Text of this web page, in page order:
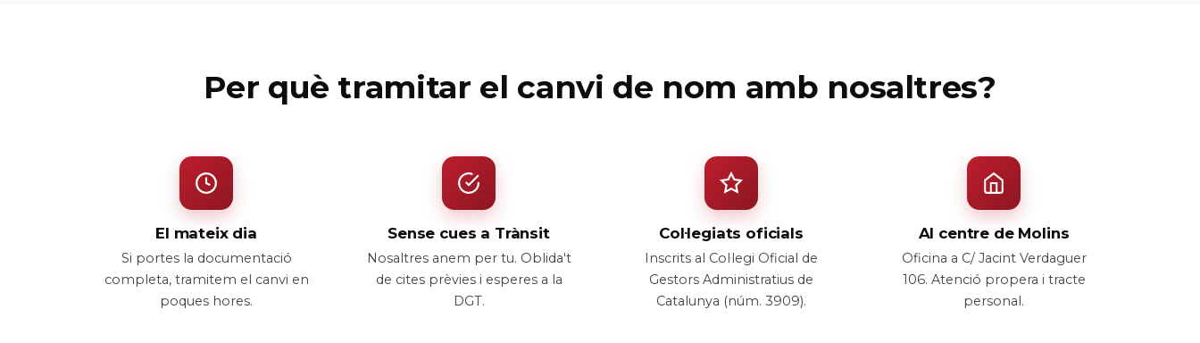
Per què tramitar el canvi de nom amb nosaltres?
El mateix dia
Si portes la documentació
completa, tramitem el canvi en
poques hores.
Sense cues a Trànsit
Nosaltres anem per tu. Oblida't
de cites prèvies i esperes a la
DGT.
Col·legiats oficials
Inscrits al Col·legi Oficial de
Gestors Administratius de
Catalunya (núm. 3909).
Al centre de Molins
Oficina a C/ Jacint Verdaguer
106. Atenció propera i tracte
personal.